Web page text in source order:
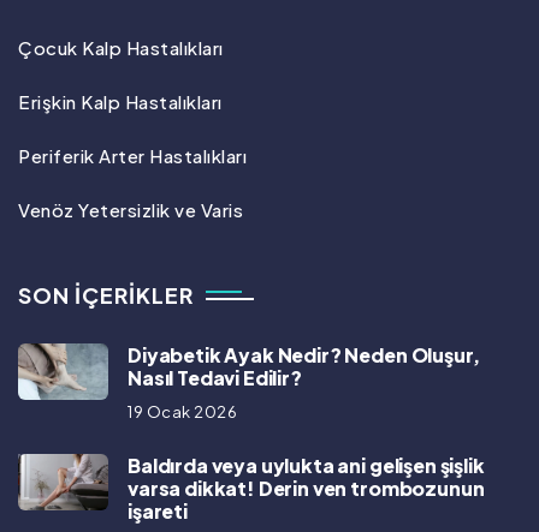
Çocuk Kalp Hastalıkları
Erişkin Kalp Hastalıkları
Periferik Arter Hastalıkları
Venöz Yetersizlik ve Varis
SON İÇERIKLER
Diyabetik Ayak Nedir? Neden Oluşur,
Nasıl Tedavi Edilir?
19 Ocak 2026
Baldırda veya uylukta ani gelişen şişlik
varsa dikkat! Derin ven trombozunun
işareti